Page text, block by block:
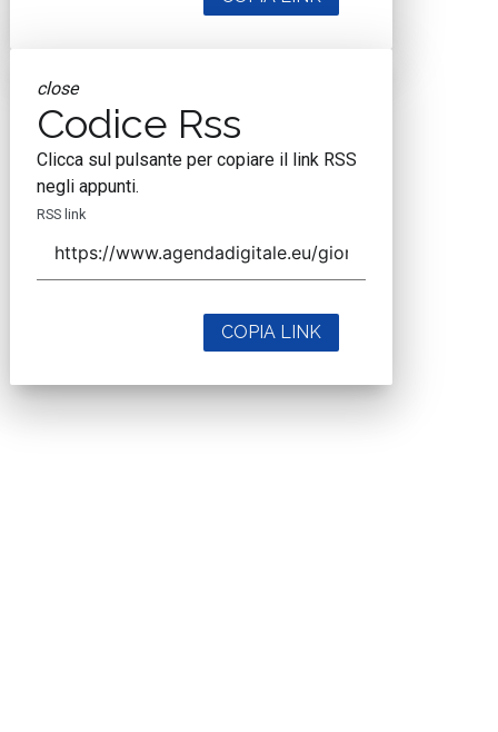
close
Codice Rss
Clicca sul pulsante per copiare il link RSS
negli appunti.
RSS link
COPIA LINK